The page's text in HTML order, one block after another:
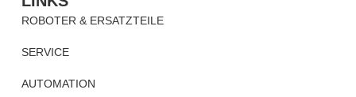
ROBOTER & ERSATZTEILE
SERVICE
AUTOMATION